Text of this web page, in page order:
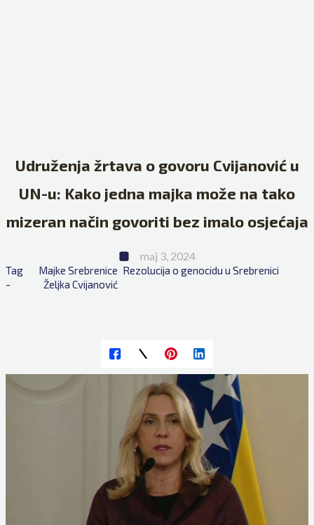
Udruženja žrtava o govoru Cvijanović u
UN-u: Kako jedna majka može na tako
mizeran način govoriti bez imalo osjećaja
maj 3, 2024
Tag
-
Majke Srebrenice Rezolucija o genocidu u Srebrenici
Željka Cvijanović